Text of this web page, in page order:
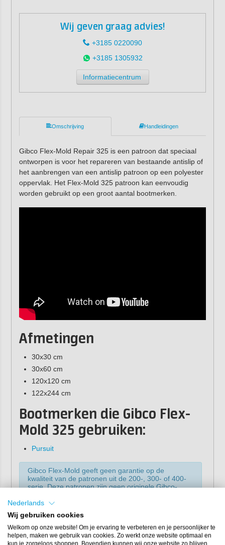
Wij geven graag advies!
+3185 0220090
+3185 1305932
Informatiecentrum
Omschrijving Handleidingen
Gibco Flex-Mold Repair 325 is een patroon dat speciaal
ontworpen is voor het repareren van bestaande antislip of
het aanbrengen van een antislip patroon op een polyester
oppervlak. Het Flex-Mold 325 patroon kan eenvoudig
worden gebruikt op een groot aantal bootmerken.
Afmetingen
30x30 cm
30x60 cm
120x120 cm
122x244 cm
Bootmerken die Gibco Flex-
Mold 325 gebruiken:
Pursuit
Gibco Flex-Mold geeft geen garantie op de
kwaliteit van de patronen uit de 200-, 300- of 400-
serie. Deze patronen zijn geen originele Gibco-
gebreken bevatten. Ze worden verkocht in de
staat waarin ze zich bevinden (“as-is”) en kunnen
niet worden geretourneerd of omgeruild.
Nederlands
Wij gebruiken cookies
Welkom op onze website! Om je ervaring te verbeteren en je persoonlijker te
helpen, maken we gebruik van cookies. Zo werkt onze website optimaal en
kun je zorgeloos shoppen. Bovendien kunnen wij onze website zo blijven